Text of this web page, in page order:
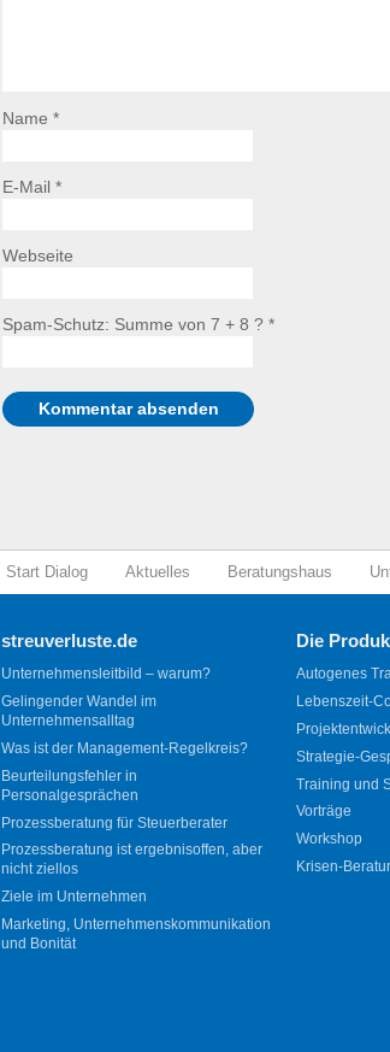
Name *
E-Mail *
Webseite
Spam-Schutz: Summe von 7 + 8 ? *
Start Dialog Aktuelles Beratungshaus
streuverluste.de
Unternehmensleitbild – warum?
Gelingender Wandel im
Unternehmensalltag
Was ist der Management-Regelkreis?
Beurteilungsfehler in
Personalgesprächen
Prozessberatung für Steuerberater
Prozessberatung ist ergebnisoffen, aber
nicht ziellos
Ziele im Unternehmen
Marketing, Unternehmenskommunikation
und Bonität
Die
Autogenes
Lebenszeit-
Strategie-
Training und
Vorträge
Workshop
Krisen-